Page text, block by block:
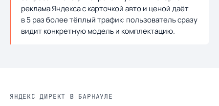
реклама Яндекса с карточкой авто и ценой даёт
в 5 раз более тёплый трафик: пользователь сразу
видит конкретную модель и комплектацию.
ЯНДЕКС ДИРЕКТ В БАРНАУЛЕ